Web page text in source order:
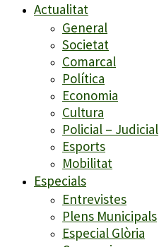
Actualitat
General
Societat
Comarcal
Política
Economia
Cultura
Policial – Judicial
Esports
Mobilitat
Especials
Entrevistes
Plens Municipals
Especial Glòria